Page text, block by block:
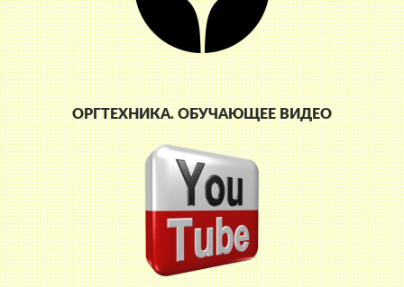
ОРГТЕХНИКА. ОБУЧАЮЩЕЕ ВИДЕО